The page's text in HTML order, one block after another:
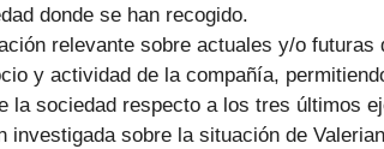
donde se han recogido.
relevante sobre actuales y/o futuras
y actividad de la compañía,
la sociedad respecto a los tres últimos
investigada sobre la situación de